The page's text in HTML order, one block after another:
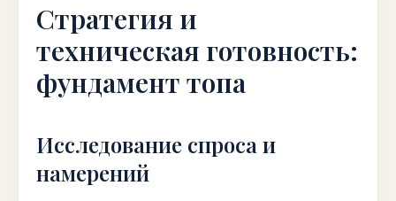
Стратегия и
техническая готовность:
фундамент топа
Исследование спроса и
намерений